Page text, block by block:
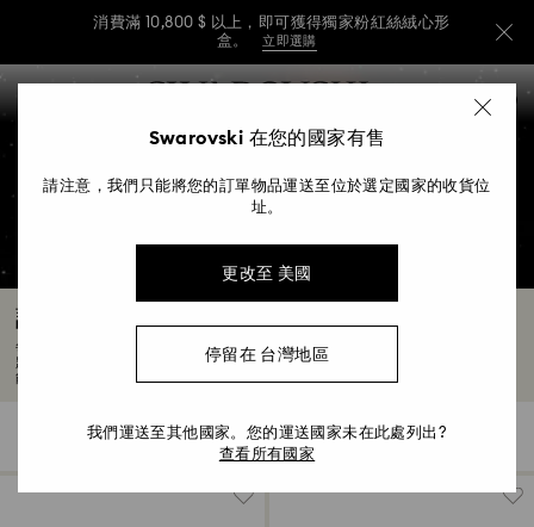
消費滿 10,800 $ 以上，即可獲得獨家粉紅絲絨心形
盒。
立即選購
消費滿 10,800 $ 以上，即可獲得獨家粉紅絲絨心形
消費滿 10,800 $ 以上，即可獲得獨家粉紅絲絨心形
訂婚戒指和承諾戒指
每個愛情故事都值得用一枚美麗而有意義的戒指來慶祝。無論您是計劃提出重大的問
題，還是僅僅尋找一種表達您的愛和承諾的方式，我們的訂婚戒指和許諾戒指系列都
能為這個難忘的時刻作個記號。
過濾
過
分類條件
分
Swarovski 在您的國家有售
請注意，我們只能將您的訂單物品運送至位於選定國家的收貨位
址。
更改至 美國
停留在 台灣地區
我們運送至其他國家。您的運送國家未在此處列出?
查看所有國家